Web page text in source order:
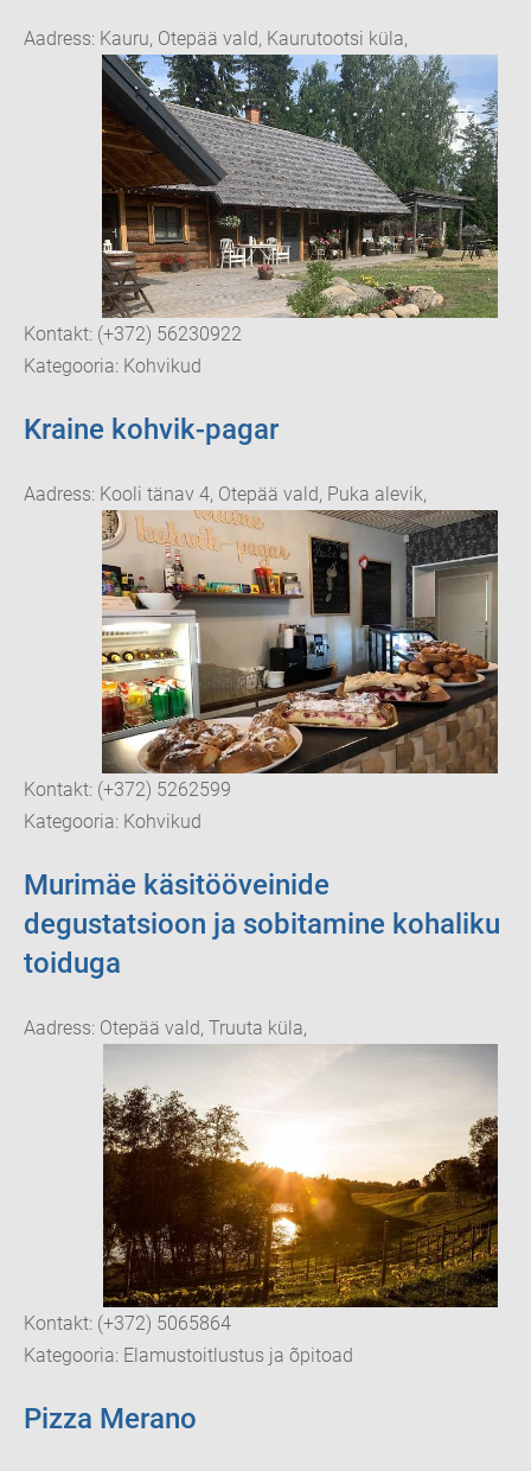
Aadress: Kauru, Otepää vald, Kaurutootsi küla,
Kontakt: (+372) 56230922
Kategooria: Kohvikud
Kraine kohvik-pagar
Aadress: Kooli tänav 4, Otepää vald, Puka alevik,
Kontakt: (+372) 5262599
Kategooria: Kohvikud
Murimäe käsitööveinide
degustatsioon ja sobitamine kohaliku
toiduga
Aadress: Otepää vald, Truuta küla,
Kontakt: (+372) 5065864
Kategooria: Elamustoitlustus ja õpitoad
Pizza Merano